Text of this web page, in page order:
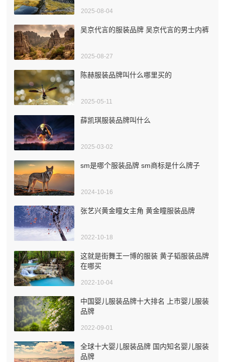
2025-08-04
吴京代言的服装品牌 吴京代言的男士内裤
2025-08-27
陈赫服装品牌叫什么哪里买的
2025-05-11
薛凯琪服装品牌叫什么
2025-03-02
sm是哪个服装品牌 sm商标是什么牌子
2024-10-16
张艺兴黄金瞳女主角 黄金瞳服装品牌
2022-10-18
这就是街舞王一博的服装 黄子韬服装品牌
在哪买
2022-10-04
中国婴儿服装品牌十大排名 上市婴儿服装
品牌
2022-09-01
全球十大婴儿服装品牌 国内知名婴儿服装
品牌